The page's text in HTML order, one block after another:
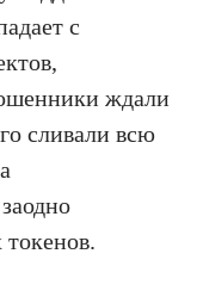
с
ждали
сливали всю